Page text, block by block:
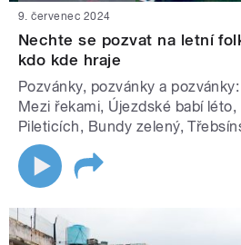
9. červenec 2024
Nechte se pozvat na letní
kdo kde hraje
Pozvánky, pozvánky a
Mezi řekami, Újezdské babí
Pileticích, Bundy zelený,